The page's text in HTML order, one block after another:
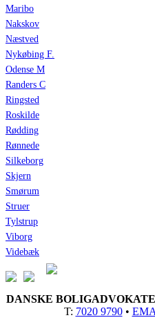
Maribo
Nakskov
Næstved
Nykøbing F.
Odense M
Randers C
Ringsted
Roskilde
Rødding
Rønnede
Silkeborg
Skjern
Smørum
Struer
Tylstrup
Viborg
Videbæk
DANSKE
T: 7020 9790•